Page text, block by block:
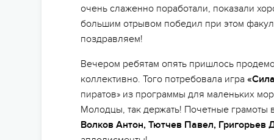
очень слаженно поработали, показали
большим отрывом победил при этом
поздравляем!
Вечером ребятам опять пришлось
коллективно. Того потребовала игра
пиратов» из программы для маленьких
Молодцы, так держать! Почетные грамоты
Волков Антон, Тютчев Павел, Григорьев